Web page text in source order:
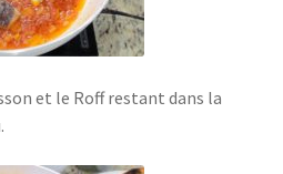
et le Roff restant dans la